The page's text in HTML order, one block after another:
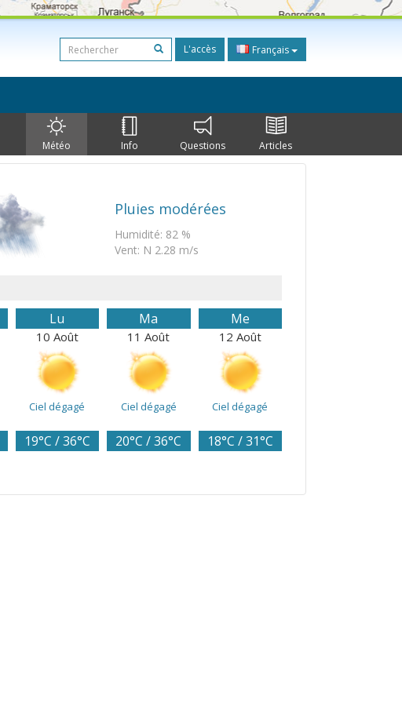
L'accès Français
Météo Info Questions Articles
Pluies modérées
Humidité: 82 %
Vent: N 2.28 m/s
Lu
10 Août
Ciel dégagé
19°C / 36°C
Ma
11 Août
Ciel dégagé
20°C / 36°C
Me
12 Août
Ciel dégagé
18°C / 31°C